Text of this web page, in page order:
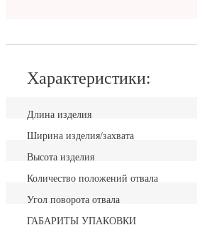
Характеристики:
Длина изделия
Ширина изделия/захвата
Высота изделия
Количество положений отвала
Угол поворота отвала
ГАБАРИТЫ УПАКОВКИ